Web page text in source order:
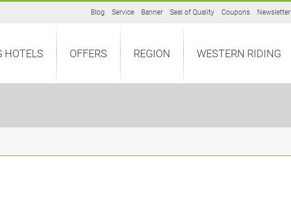
Blog Service Banner Seal of Quality Coupons Newsletter
HOTELS OFFERS REGION WESTERN RIDING